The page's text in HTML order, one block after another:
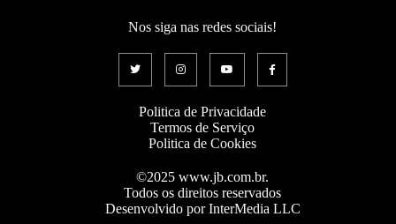
Nos siga nas redes sociais!
Politica de Privacidade
Termos de Serviço
Politica de Cookies
©2025 www.jb.com.br.
Todos os direitos reservados
Desenvolvido por InterMedia LLC